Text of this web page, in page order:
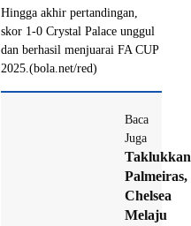
Hingga akhir pertandingan,
skor 1-0 Crystal Palace unggul
dan berhasil menjuarai FA CUP
2025.(bola.net/red)
Baca
Juga
Taklukkan
Palmeiras,
Chelsea
Melaju